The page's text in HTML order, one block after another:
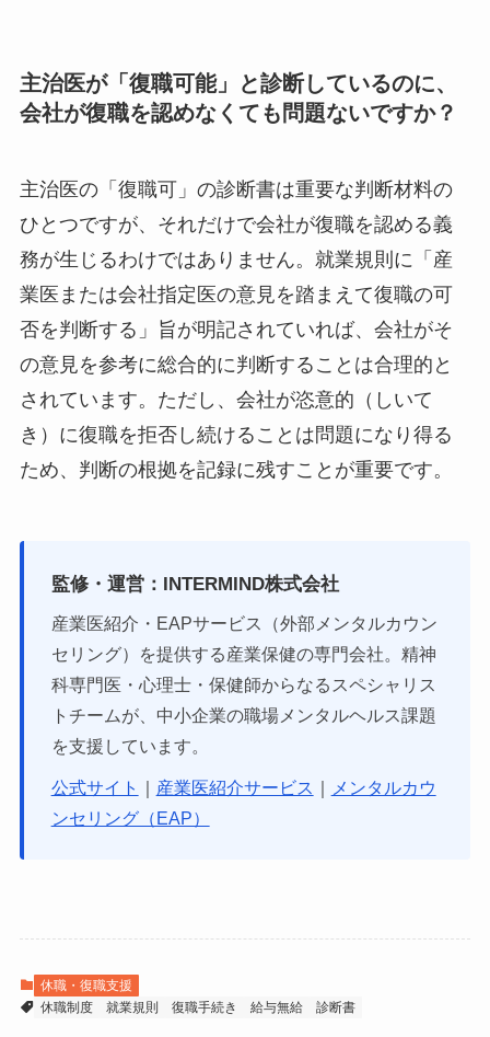
主治医が「復職可能」と診断しているのに、
会社が復職を認めなくても問題ないですか？
主治医の「復職可」の診断書は重要な判断材料の
ひとつですが、それだけで会社が復職を認める義
務が生じるわけではありません。就業規則に「産
業医または会社指定医の意見を踏まえて復職の可
否を判断する」旨が明記されていれば、会社がそ
の意見を参考に総合的に判断することは合理的と
されています。ただし、会社が恣意的（しいて
き）に復職を拒否し続けることは問題になり得る
ため、判断の根拠を記録に残すことが重要です。
監修・運営：INTERMIND株式会社
産業医紹介・EAPサービス（外部メンタルカウン
セリング）を提供する産業保健の専門会社。精神
科専門医・心理士・保健師からなるスペシャリス
トチームが、中小企業の職場メンタルヘルス課題
を支援しています。
公式サイト ｜ 産業医紹介サービス ｜
メンタルカウ
ンセリング（EAP）
休職・復職支援
休職制度
就業規則 復職手続き 給与無給 診断書